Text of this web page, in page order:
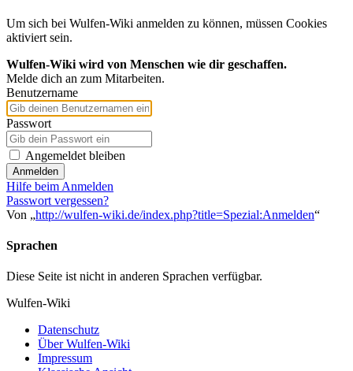
Um sich bei Wulfen-Wiki anmelden zu können, müssen Cookies
aktiviert sein.
Wulfen-Wiki wird von Menschen wie dir geschaffen.
Melde dich an zum Mitarbeiten.
Benutzername
Passwort
Angemeldet bleiben
Anmelden
Hilfe beim Anmelden
Passwort vergessen?
Von „http://wulfen-wiki.de/index.php?title=Spezial:Anmelden“
Sprachen
Diese Seite ist nicht in anderen Sprachen verfügbar.
Wulfen-Wiki
Datenschutz
Über Wulfen-Wiki
Impressum